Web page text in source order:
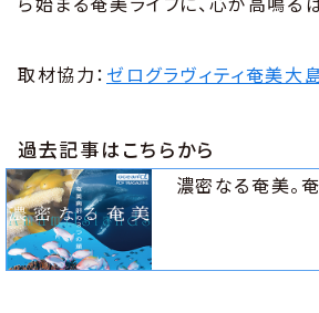
取材協力： ゼログラヴィティ奄美大
過去記事はこちらから
濃密なる奄美。